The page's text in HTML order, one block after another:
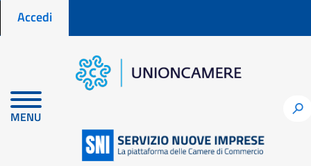
Menu profilo utente
Accedi
MENU
h
Home
Donne in attivo - La tua guida all'educazione finanziaria